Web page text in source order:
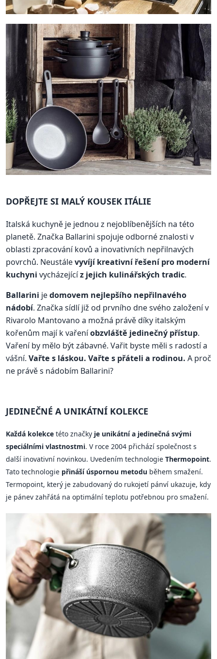
DOPŘEJTE SI MALÝ KOUSEK ITÁLIE
Italská kuchyně je jednou z nejoblíbenějších na této
planetě. Značka Ballarini spojuje odborné znalosti v
oblasti zpracování kovů a inovativních nepřilnavých
povrchů. Neustálevyvíjí kreativní řešení pro moderní
kuchyni vycházejícíz jejich kulinářských tradic.
Ballarini jedomovem nejlepšího nepřilnavého
nádobí. Značka sídlí již od prvního dne svého založení v
Rivarolo Mantovano a možná právě díky italským
kořenům mají k vařeníobzvláště jedinečný přístup.
Vaření by mělo být zábavné. Vařit byste měli s radostí a
vášní. Vařte s láskou. Vařte s přáteli a rodinou. A proč
ne právě s nádobím Ballarini?
JEDINEČNÉ A UNIKÁTNÍ KOLEKCE
Každá kolekce této značky je unikátní a jedinečná svými
speciálními vlastnostmi. V roce 2004 přichází společnost s
další inovativní novinkou. Uvedením technologie Thermopoint.
Tato technologie přináší úspornou metodu během smažení.
Termopoint, který je zabudovaný do rukojetí pánví ukazuje, kdy
je pánev zahřátá na optimální teplotu potřebnou pro smažení.